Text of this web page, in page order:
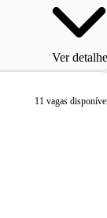
Ver
11 vagas